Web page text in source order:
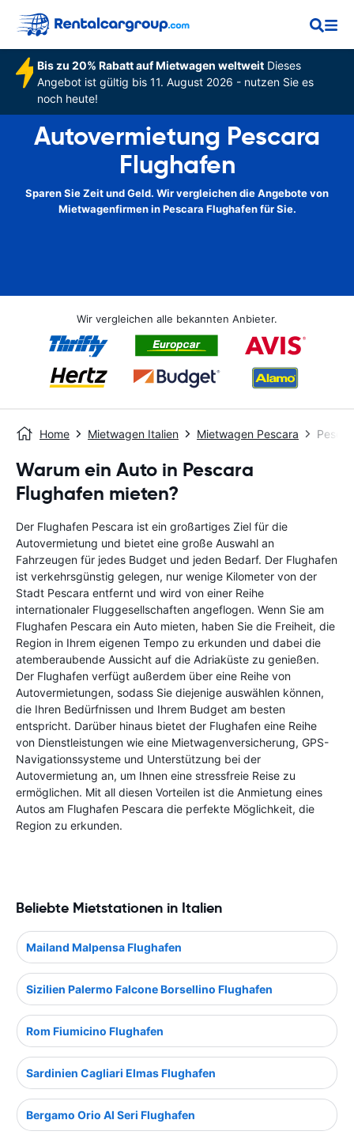
Bis zu 20% Rabatt auf Mietwagen weltweitDieses
Angebot ist gültig bis 11. August 2026 - nutzen Sie es
noch heute!
Autovermietung Pescara
Flughafen
Sparen Sie Zeit und Geld. Wir vergleichen die Angebote von
Mietwagenfirmen in Pescara Flughafen für Sie.
Wir vergleichen alle bekannten Anbieter.
Home Mietwagen Italien Mietwagen Pescara
Warum ein Auto in Pescara
Flughafen mieten?
Der Flughafen Pescara ist ein großartiges Ziel für die
Autovermietung und bietet eine große Auswahl an
Fahrzeugen für jedes Budget und jeden Bedarf. Der Flughafen
ist verkehrsgünstig gelegen, nur wenige Kilometer von der
Stadt Pescara entfernt und wird von einer Reihe
internationaler Fluggesellschaften angeflogen. Wenn Sie am
Flughafen Pescara ein Auto mieten, haben Sie die Freiheit, die
Region in Ihrem eigenen Tempo zu erkunden und dabei die
atemberaubende Aussicht auf die Adriaküste zu genießen.
Der Flughafen verfügt außerdem über eine Reihe von
Autovermietungen, sodass Sie diejenige auswählen können,
die Ihren Bedürfnissen und Ihrem Budget am besten
entspricht. Darüber hinaus bietet der Flughafen eine Reihe
von Dienstleistungen wie eine Mietwagenversicherung, GPS-
Navigationssysteme und Unterstützung bei der
Autovermietung an, um Ihnen eine stressfreie Reise zu
ermöglichen. Mit all diesen Vorteilen ist die Anmietung eines
Autos am Flughafen Pescara die perfekte Möglichkeit, die
Region zu erkunden.
Beliebte Mietstationen in Italien
Mailand Malpensa Flughafen
Sizilien Palermo Falcone Borsellino Flughafen
Rom Fiumicino Flughafen
Sardinien Cagliari Elmas Flughafen
Bergamo Orio Al Seri Flughafen